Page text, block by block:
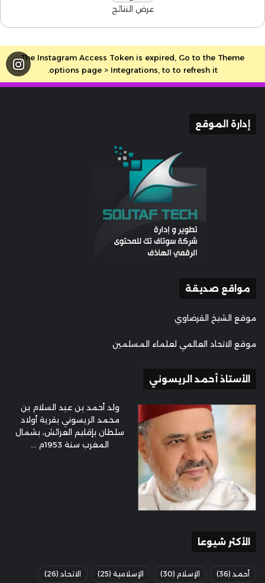
عرض النتائج
The Instagram Access Token is expired, Go to the Theme
options page > Integrations, to to refresh it.
إدارة الموقع
مواقع صديقة
موقع الشيخ القرضاوي
موقع الاتحاد العالمي لعلماء المسلمين
الأستاذ أحمد الريسوني
ولد أحمد بن عبد السلام بن
محمد الريسوني بقرية أولاد
سلطان بإقليم العرائش، بشمال
المغرب سنة 1953م ...
الأكثر شيوعا
أحمد (36) الإسلام (30) الإسلامية (25) الاتحاد (26)